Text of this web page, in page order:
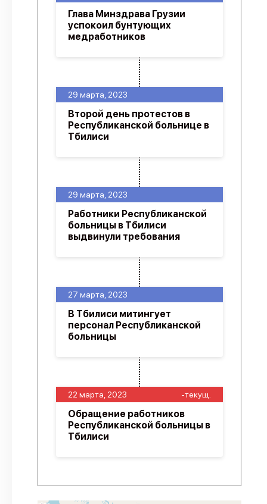
22 марта, 2023 -текущ.
Обращение работников
Республиканской больницы в
Тбилиси
27 марта, 2023
В Тбилиси митингует
персонал Республиканской
больницы
29 марта, 2023
Работники Республиканской
больницы в Тбилиси
выдвинули требования
29 марта, 2023
Второй день протестов в
Республиканской больнице в
Тбилиси
Глава Минздрава Грузии
успокоил бунтующих
медработников